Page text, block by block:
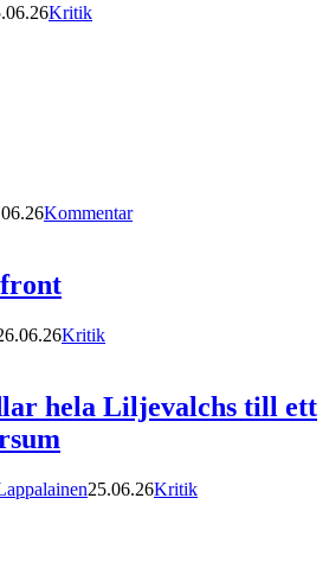
Kritik
Kommentar
Kritik
hela Liljevalchs till ett
25.06.26Kritik